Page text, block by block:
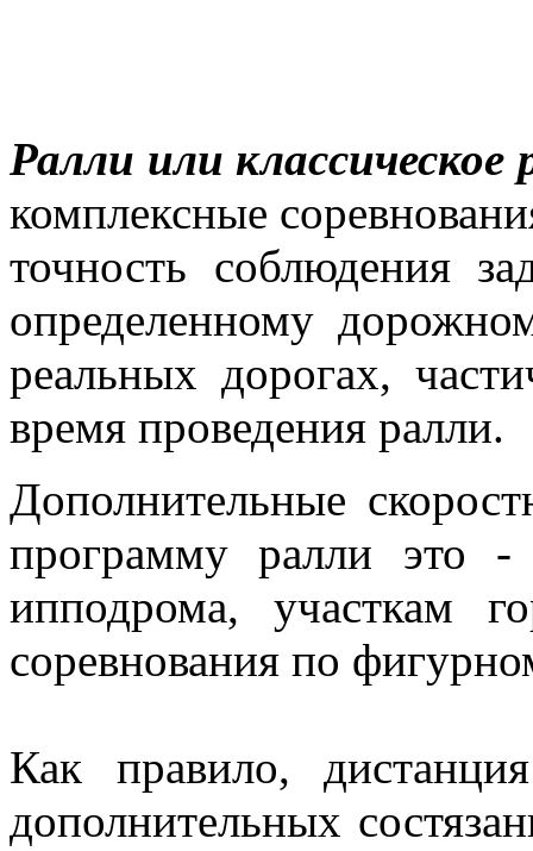
Ралли или классическое
комплексные
точность соблюдения
определенному
реальных дорогах,
время проведения ралли.
Дополнительные
программу ралли это
ипподрома, участкам
соревнования по
Как правило,
дополнительных